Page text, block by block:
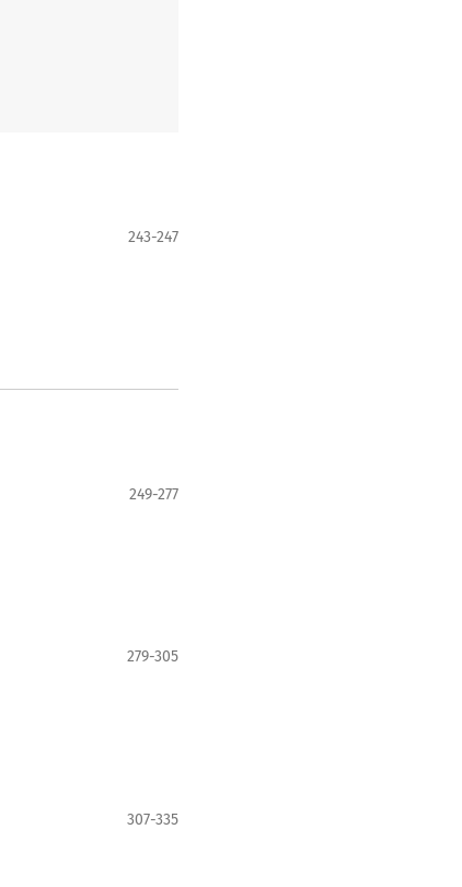
243-247
249-277
279-305
307-335